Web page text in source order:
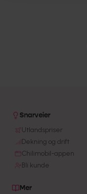
Snarveier
Utlandspriser
Dekning og drift
Chilimobil-appen
Bli kunde
Mer